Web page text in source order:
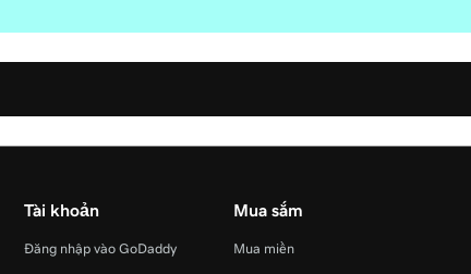
Tài khoản
Đăng nhập vào GoDaddy
Mua sắm
Mua miền